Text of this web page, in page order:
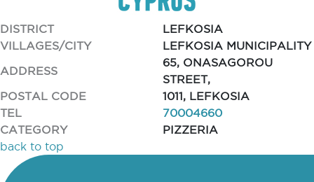
DISTRICT
LEFKOSIA
VILLAGES/CITY
LEFKOSIA MUNICIPALITY
ADDRESS
65, ONASAGOROU
STREET,
POSTAL CODE
1011, LEFKOSIA
TEL
70004660
CATEGORY
PIZZERIA
back to top